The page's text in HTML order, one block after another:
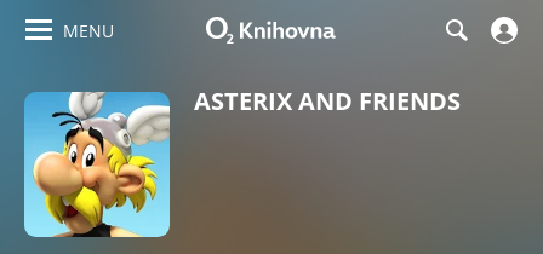
MENU
ASTERIX AND FRIENDS